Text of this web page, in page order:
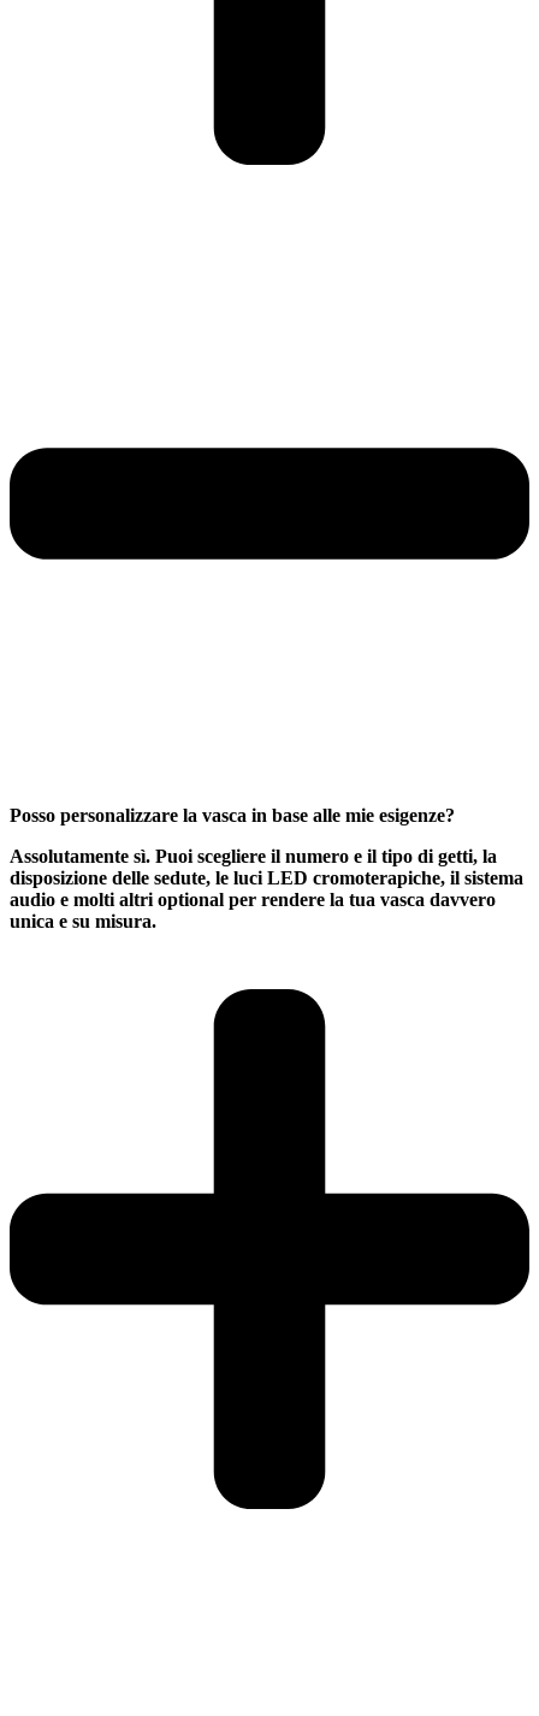
Posso personalizzare la vasca in base alle mie esigenze?
Assolutamente sì. Puoi scegliere il numero e il tipo di getti, la
disposizione delle sedute, le luci LED cromoterapiche, il sistema
audio e molti altri optional per rendere la tua vasca davvero
unica e su misura.